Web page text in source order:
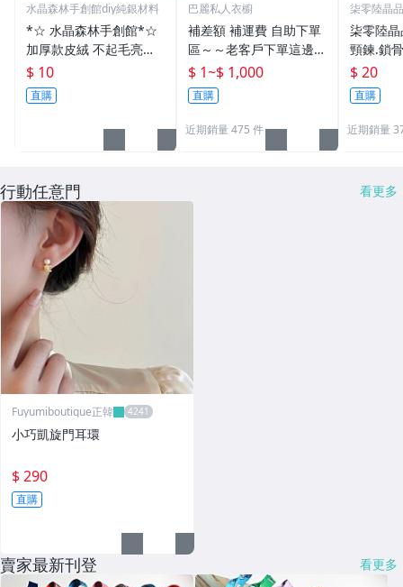
水晶森林手創館diy純銀材料
*☆ 水晶森林手創館*☆
加厚款皮絨 不起毛亮銀
布批發價.銀飾上光布.保
養拋光布~拭銀布.純銀保
養 擦銀布 銀器上光清潔
$ 10
直購
巴麗私人衣櫥
補差額 補運費 自助下單
區～～老客戶下單這邊也
可以
$ 1~$ 1,000
直購
近期銷量 475 件
柒零陸晶
柒零陸
頸鍊.鎖
牌.掛件.
Y系列飾
條價錢)
$ 20
直購
近期銷量
行動任意門 看更多
Fuyumiboutique正韓
小巧凱旋門耳環
$ 290
直購
賣家最新刊登 看更多